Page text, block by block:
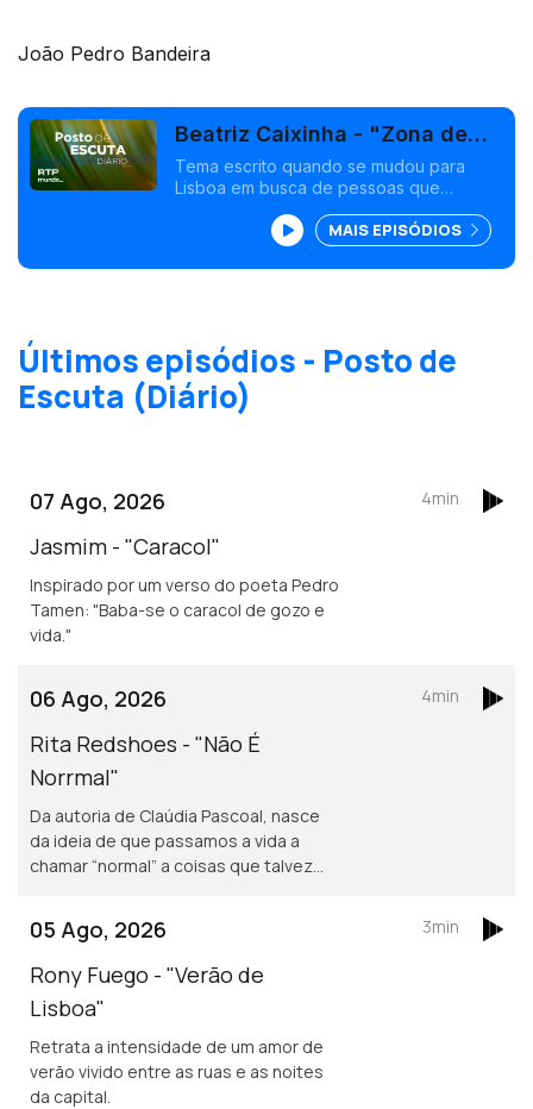
João Pedro Bandeira
Beatriz Caixinha - "Zona de
Perigo"
Tema escrito quando se mudou para
Lisboa em busca de pessoas que
MAIS EPISÓDIOS
Últimos episódios - Posto de
Escuta (Diário)
07 Ago, 2026
Jasmim - "Caracol"
Inspirado por um verso do poeta Pedro
Tamen: "Baba-se o caracol de gozo e
vida."
4min
06 Ago, 2026
Rita Redshoes - "Não É
Norrmal"
Da autoria de Claúdia Pascoal, nasce
da ideia de que passamos a vida a
chamar “normal” a coisas que talvez
4min
05 Ago, 2026
Rony Fuego - "Verão de
Lisboa"
Retrata a intensidade de um amor de
verão vivido entre as ruas e as noites
da capital.
3min